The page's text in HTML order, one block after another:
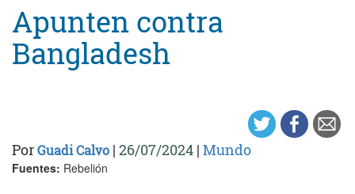
Apunten contra
Bangladesh
PorGuadi Calvo | 26/07/2024 | Mundo
Fuentes: Rebelión